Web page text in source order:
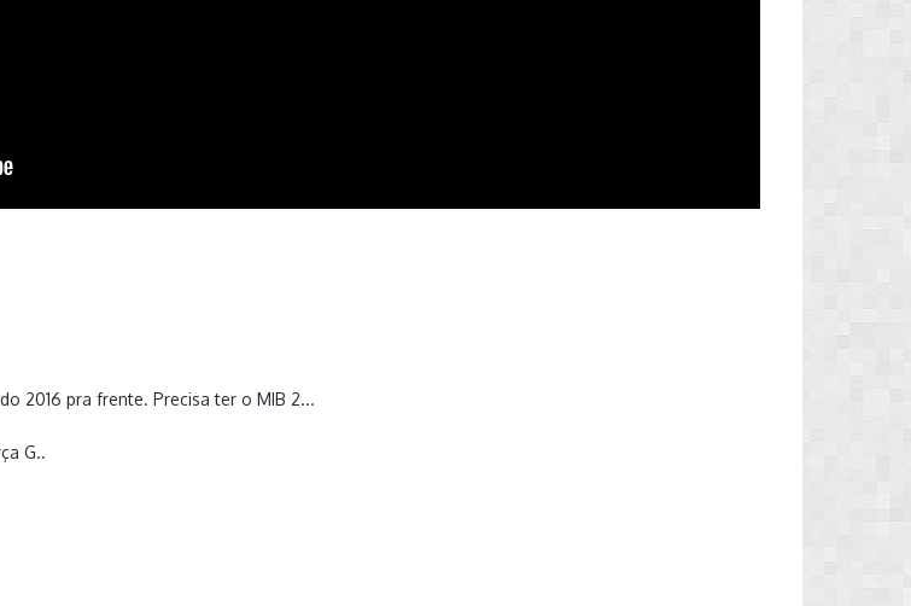
2016 pra frente. Precisa ter o MIB 2...
G..